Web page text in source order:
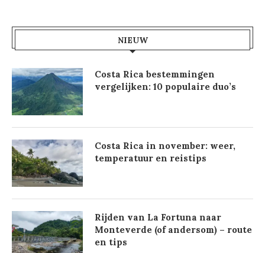
NIEUW
Costa Rica bestemmingen
vergelijken: 10 populaire duo’s
Costa Rica in november: weer,
temperatuur en reistips
Rijden van La Fortuna naar
Monteverde (of andersom) – route
en tips